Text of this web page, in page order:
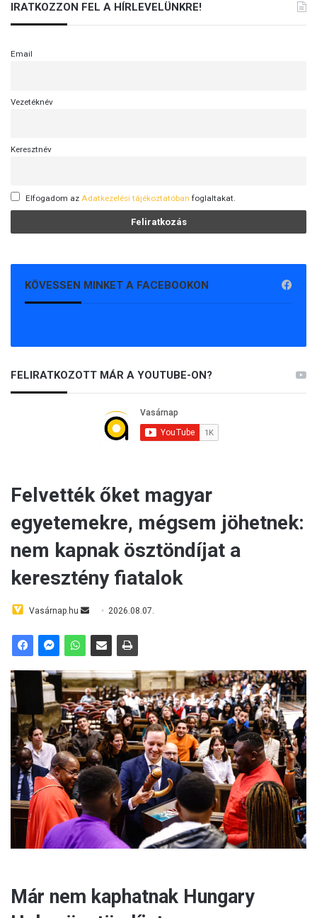
IRATKOZZON FEL A HÍRLEVELÜNKRE!
Email
Vezetéknév
Keresztnév
Elfogadom az Adatkezelési tájékoztatóban foglaltakat.
KÖVESSEN MINKET A FACEBOOKON
FELIRATKOZOTT MÁR A YOUTUBE-ON?